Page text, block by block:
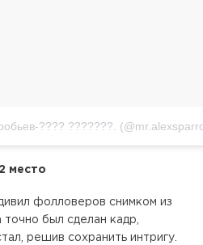
???? ???????.
2 место
фолловеров снимком из
был сделан кадр,
решив сохранить интригу.